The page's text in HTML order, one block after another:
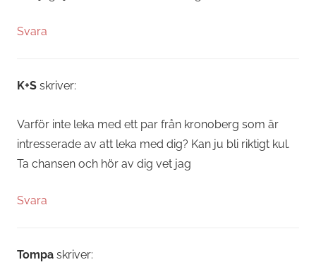
Svara
K+S skriver:
Varför inte leka med ett par från kronoberg som är
intresserade av att leka med dig? Kan ju bli riktigt kul.
Ta chansen och hör av dig vet jag
Svara
Tompa skriver: